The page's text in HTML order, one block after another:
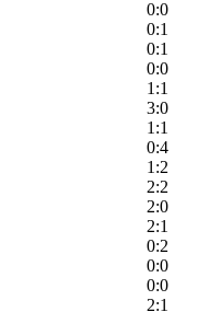
0:0
0:1
0:1
0:0
1:1
3:0
1:1
0:4
1:2
2:2
2:0
2:1
0:2
0:0
0:0
2:1